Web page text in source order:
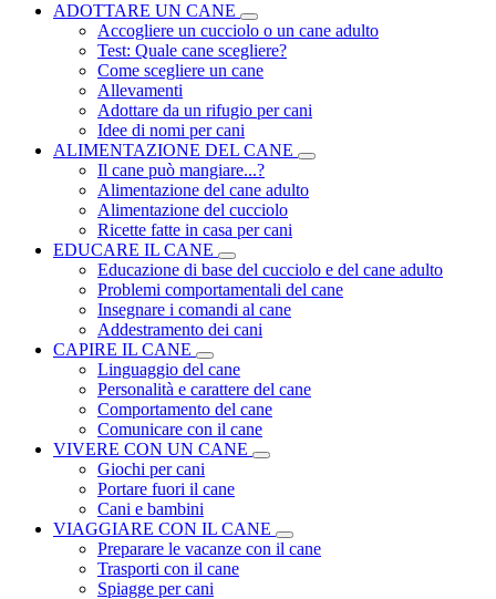
ADOTTARE UN CANE
Accogliere un cucciolo o un cane adulto
Test: Quale cane scegliere?
Come scegliere un cane
Allevamenti
Adottare da un rifugio per cani
Idee di nomi per cani
ALIMENTAZIONE DEL CANE
Il cane può mangiare...?
Alimentazione del cane adulto
Alimentazione del cucciolo
Ricette fatte in casa per cani
EDUCARE IL CANE
Educazione di base del cucciolo e del cane adulto
Problemi comportamentali del cane
Insegnare i comandi al cane
Addestramento dei cani
CAPIRE IL CANE
Linguaggio del cane
Personalità e carattere del cane
Comportamento del cane
Comunicare con il cane
VIVERE CON UN CANE
Giochi per cani
Portare fuori il cane
Cani e bambini
VIAGGIARE CON IL CANE
Preparare le vacanze con il cane
Trasporti con il cane
Spiagge per cani